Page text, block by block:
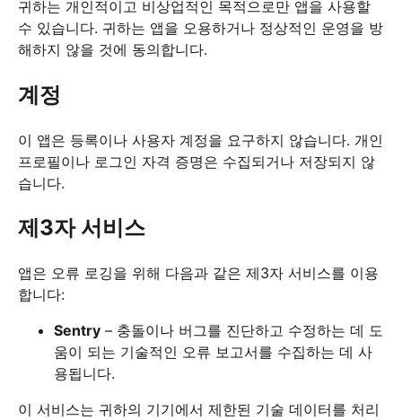
귀하는 개인적이고 비상업적인 목적으로만 앱을 사용할
수 있습니다. 귀하는 앱을 오용하거나 정상적인 운영을 방
해하지 않을 것에 동의합니다.
계정
이 앱은 등록이나 사용자 계정을 요구하지 않습니다. 개인
프로필이나 로그인 자격 증명은 수집되거나 저장되지 않
습니다.
제3자 서비스
앱은 오류 로깅을 위해 다음과 같은 제3자 서비스를 이용
합니다:
Sentry – 충돌이나 버그를 진단하고 수정하는 데 도
움이 되는 기술적인 오류 보고서를 수집하는 데 사
용됩니다.
이 서비스는 귀하의 기기에서 제한된 기술 데이터를 처리